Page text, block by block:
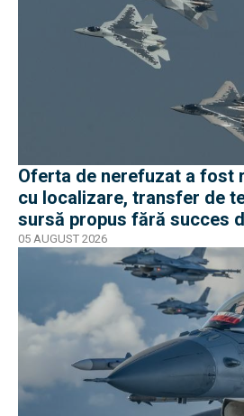
Oferta de nerefuzat a fost
cu localizare, transfer de
sursă propus fără succes
05 AUGUST 2026